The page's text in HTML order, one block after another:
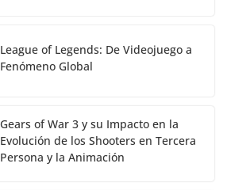
League of Legends: De Videojuego a
Fenómeno Global
Gears of War 3 y su Impacto en la
Evolución de los Shooters en Tercera
Persona y la Animación